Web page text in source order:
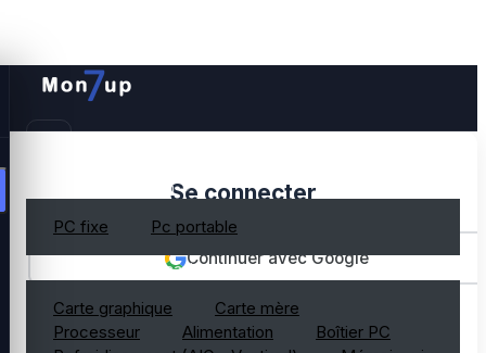
PC gamer occasion
PC fixe Pc portable
Composant PC occasion
Carte graphique
Carte mère
Processeur
Alimentation
Boîtier PC
Se connecter
Continuer avec Google
OU